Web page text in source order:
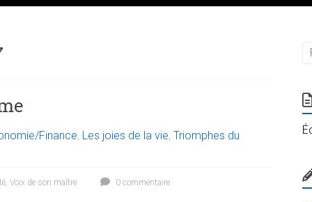
Finance, Les joies de la vie, Triomphes du
Voix de son maître 0 commentaire